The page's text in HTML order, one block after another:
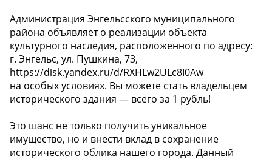
Администрация Энгельсского муниципального
района объявляет о реализации объекта
культурного наследия, расположенного по адресу:
г. Энгельс, ул. Пушкина, 73,
https://disk.yandex.ru/d/RXHLw2ULc8I0Aw
на особых условиях. Вы можете стать владельцем
исторического здания — всего за 1 рубль!
Это шанс не только получить уникальное
имущество, но и внести вклад в сохранение
исторического облика нашего города. Данный